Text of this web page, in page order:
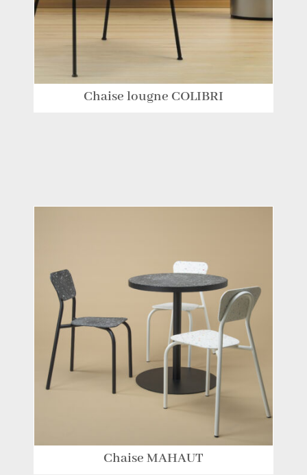
Chaise lougne COLIBRI
Chaise MAHAUT